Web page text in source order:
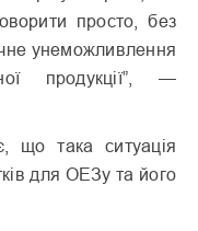
просто, без
унеможливлення
продукції”, —
що така ситуація
для ОЕЗу та його